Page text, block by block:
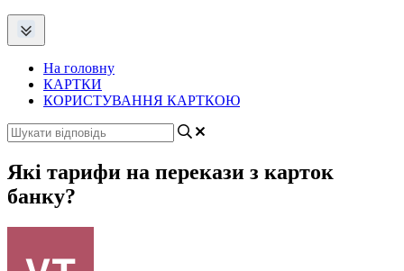
На головну
КАРТКИ
КОРИСТУВАННЯ КАРТКОЮ
Які тарифи на перекази з карток
банку?